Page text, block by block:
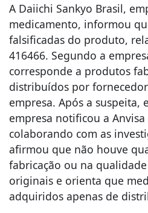
A Daiichi Sankyo Brasil,
medicamento, informou
falsificadas do produto,
416466. Segundo a
corresponde a produtos
distribuídos por
empresa. Após a suspeita,
empresa notificou a
colaborando com as
afirmou que não houve
fabricação ou na
originais e orienta que
adquiridos apenas de